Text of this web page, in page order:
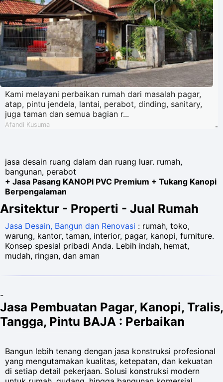
Kami melayani perbaikan rumah dari masalah pagar,
atap, pintu jendela, lantai, perabot, dinding, sanitary,
juga taman dan semua bagian r...
Afandi Kusuma -
jasa desain ruang dalam dan ruang luar. rumah,
bangunan, perabot
+ Jasa Pasang KANOPI PVC Premium + Tukang Kanopi
Berpengalaman
Arsitektur - Properti - Jual Rumah
Jasa Desain, Bangun dan Renovasi : rumah, toko,
warung, kantor, taman, interior, pagar, kanopi, furniture.
Konsep spesial pribadi Anda. Lebih indah, hemat,
mudah, ringan, dan aman
-
Jasa Pembuatan Pagar, Kanopi, Tralis,
Tangga, Pintu BAJA : Perbaikan
Bangun lebih tenang dengan jasa konstruksi profesional
yang mengutamakan kualitas, ketepatan, dan kekuatan
di setiap detail pekerjaan. Solusi konstruksi modern